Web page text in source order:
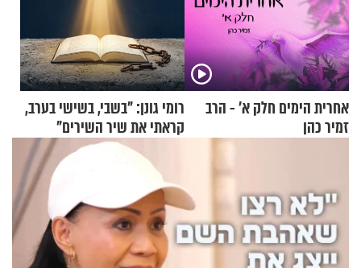
אחרית הימים חלק א’ - הרב
זמיר כהן
רומי גונן: "בשבי, בשישי בערב,
קראתי את שיר השירים"